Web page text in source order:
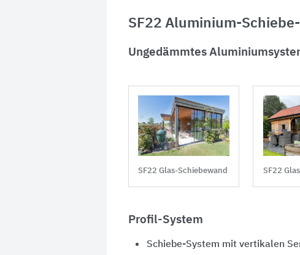
SF22 Aluminium-
Ungedämmtes
SF22 Glas-Schiebewand SF22
Profil-System
Schiebe-System mit vertikalen